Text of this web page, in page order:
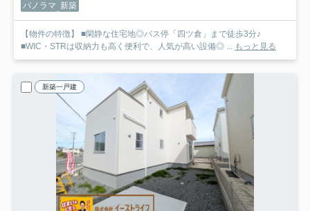
パノラマ 新築
【物件の特徴】 ■閑静な住宅地◎バス停「四ツ倉」まで徒歩3分♪
■WIC・STRは収納力も高く便利で、人気が高い設備◎ ... もっと見る
新築一戸建